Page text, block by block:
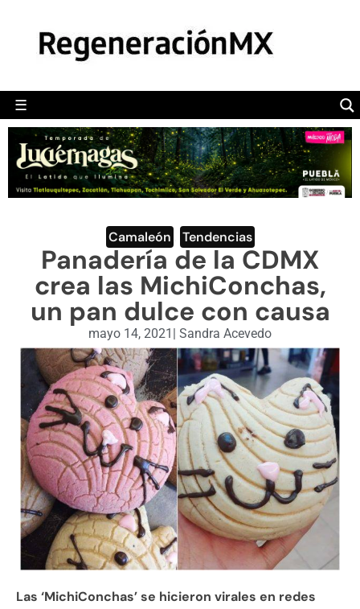
☰
POLÍTICA
CAMALEÓN
OPINIÓN
DEPORTES
ENGLISH SECTION
VIDEOS
Camaleón Tendencias
Panadería de la CDMX
crea las MichiConchas,
un pan dulce con causa
mayo 14, 2021 | Sandra Acevedo
Las ‘MichiConchas’ se hicieron virales en redes